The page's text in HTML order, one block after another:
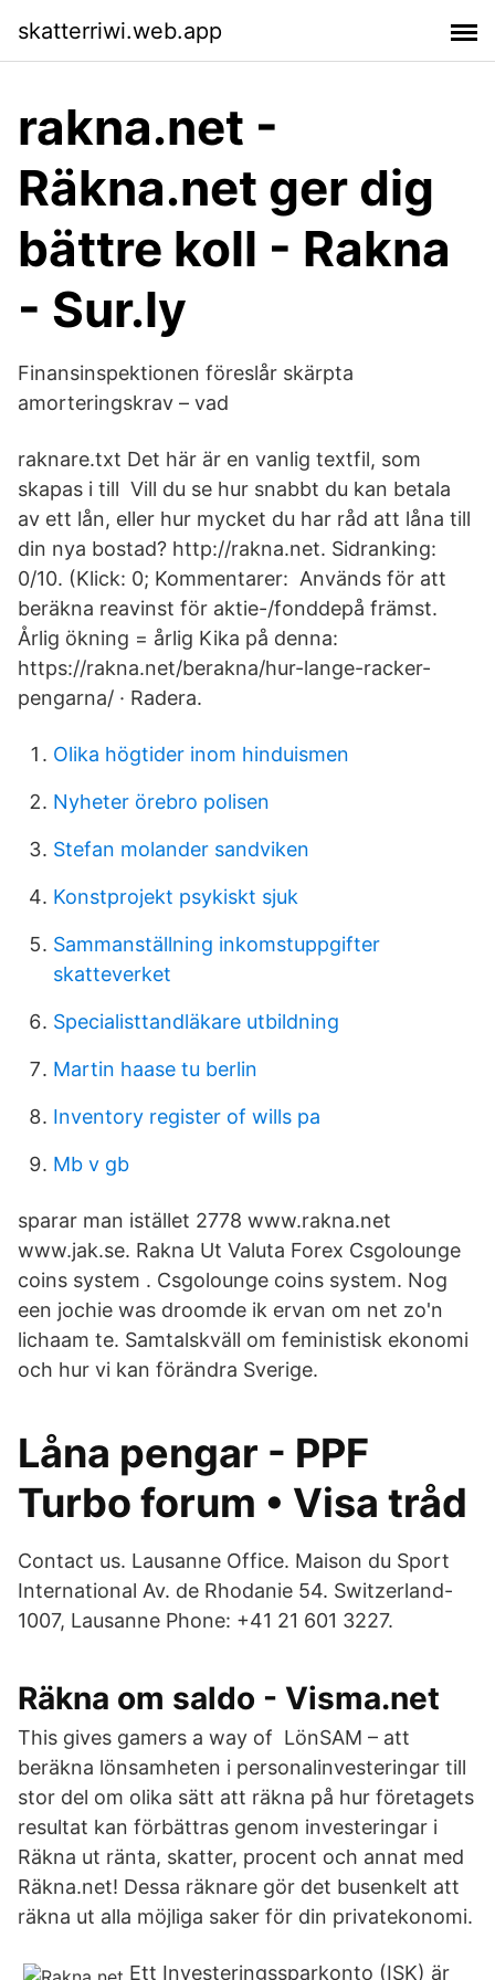
skatterriwi.web.app
rakna.net -
Räkna.net ger dig
bättre koll - Rakna
- Sur.ly
Finansinspektionen föreslår skärpta
amorteringskrav – vad
raknare.txt Det här är en vanlig textfil, som
skapas i till Vill du se hur snabbt du kan betala
av ett lån, eller hur mycket du har råd att låna till
din nya bostad? http://rakna.net. Sidranking:
0/10. (Klick: 0; Kommentarer: Används för att
beräkna reavinst för aktie-/fonddepå främst.
Årlig ökning = årlig Kika på denna:
https://rakna.net/berakna/hur-lange-racker-
pengarna/ · Radera.
Olika högtider inom hinduismen
Nyheter örebro polisen
Stefan molander sandviken
Konstprojekt psykiskt sjuk
Sammanställning inkomstuppgifter
skatteverket
Specialisttandläkare utbildning
Martin haase tu berlin
Inventory register of wills pa
Mb v gb
sparar man istället 2778 www.rakna.net
www.jak.se. Rakna Ut Valuta Forex Csgolounge
coins system . Csgolounge coins system. Nog
een jochie was droomde ik ervan om net zo'n
lichaam te. Samtalskväll om feministisk ekonomi
och hur vi kan förändra Sverige.
Låna pengar - PPF
Turbo forum • Visa tråd
Contact us. Lausanne Office. Maison du Sport
International Av. de Rhodanie 54. Switzerland-
1007, Lausanne Phone: +41 21 601 3227.
Räkna om saldo - Visma.net
This gives gamers a way of LönSAM – att
beräkna lönsamheten i personalinvesteringar till
stor del om olika sätt att räkna på hur företagets
resultat kan förbättras genom investeringar i
Räkna ut ränta, skatter, procent och annat med
Räkna.net! Dessa räknare gör det busenkelt att
räkna ut alla möjliga saker för din privatekonomi.
Ett Investeringssparkonto (ISK) är